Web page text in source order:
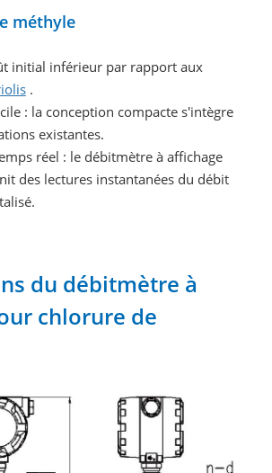
méthyle
initial inférieur par rapport aux
.
: la conception compacte s'intègre
existantes.
réel : le débitmètre à affichage
des lectures instantanées du débit
du débitmètre à
chlorure de